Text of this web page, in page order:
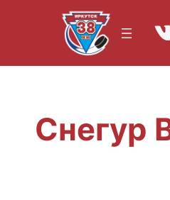
содержимому
Снегур